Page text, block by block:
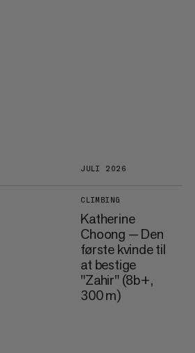
JULI 2026
CLIMBING
Katherine
Choong — Den
første kvinde til
at bestige
"Zahir" (8b+,
300 m)